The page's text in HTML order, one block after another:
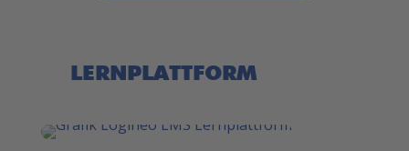
LERNPLATTFORM